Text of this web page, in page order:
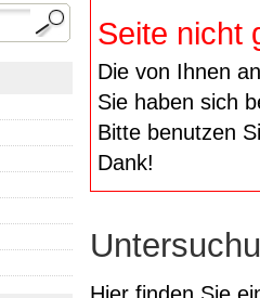
Seite nicht
Die von Ihnen
Sie haben sich
Bitte benutzen
Dank!